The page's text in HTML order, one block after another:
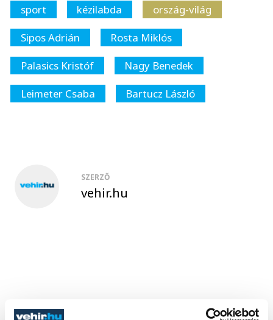
sport kézilabda
ország-világ
Sipos Adrián
Rosta Miklós
Palasics Kristóf
Nagy Benedek
Leimeter Csaba
Bartucz László
SZERZŐ
vehir.hu